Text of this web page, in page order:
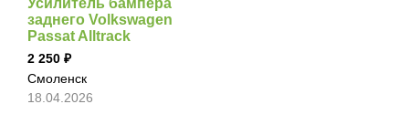
Усилитель бампера
заднего Volkswagen
Passat Alltrack
2 250
Смоленск
18.04.2026